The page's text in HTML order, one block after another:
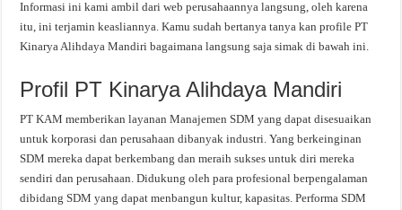
Informasi ini kami ambil dari web perusahaannya langsung, oleh karena
itu, ini terjamin keasliannya. Kamu sudah bertanya tanya kan profile PT
Kinarya Alihdaya Mandiri bagaimana langsung saja simak di bawah ini.
Profil PT Kinarya Alihdaya Mandiri
PT KAM memberikan layanan Manajemen SDM yang dapat disesuaikan
untuk korporasi dan perusahaan dibanyak industri. Yang berkeinginan
SDM mereka dapat berkembang dan meraih sukses untuk diri mereka
sendiri dan perusahaan. Didukung oleh para profesional berpengalaman
dibidang SDM yang dapat menbangun kultur, kapasitas. Performa SDM